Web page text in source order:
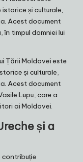
și culturale,
Acest document
timpul domniei lui
Țării Moldovei este
și culturale,
Acest document
Lupu, care a
ai Moldovei.
și a
contribuție